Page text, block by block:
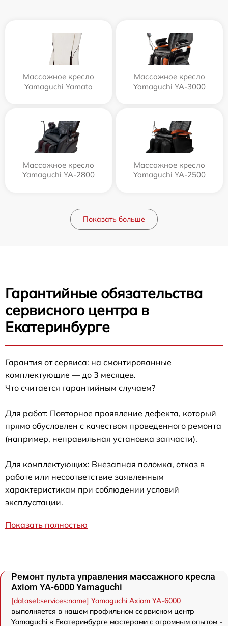
Массажное кресло
Yamaguchi Yamato
Массажное кресло
Yamaguchi YA-3000
Массажное кресло
Yamaguchi YA-2800
Массажное кресло
Yamaguchi YA-2500
Показать больше
Гарантийные обязательства
сервисного центра в
Екатеринбурге
Гарантия от сервиса: на смонтированные
комплектующие — до 3 месяцев.
Что считается гарантийным случаем?
Для работ: Повторное проявление дефекта, который
прямо обусловлен с качеством проведенного ремонта
(например, неправильная установка запчасти).
Для комплектующих: Внезапная поломка, отказ в
работе или несоответствие заявленным
характеристикам при соблюдении условий
эксплуатации.
Показать полностью
Ремонт пульта управления массажного кресла
Axiom YA-6000 Yamaguchi
[dataset:services:name] Yamaguchi Axiom YA-6000
выполняется в нашем профильном сервисном центр
Yamaguchi в Екатеринбурге мастерами с огромным опытом -